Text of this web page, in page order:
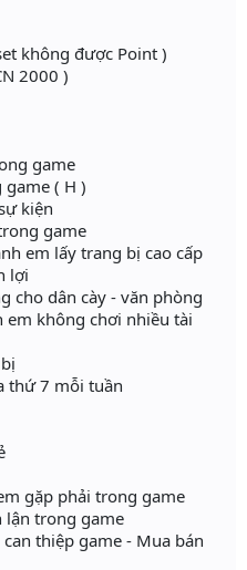
không được Point )
2000 )
game
( H )
kiện
game
em lấy trang bị cao cấp
lợi
cho dân cày - văn phòng
em không chơi nhiều tài
thứ 7 mỗi tuần
gặp phải trong game
lận trong game
thiệp game - Mua bán